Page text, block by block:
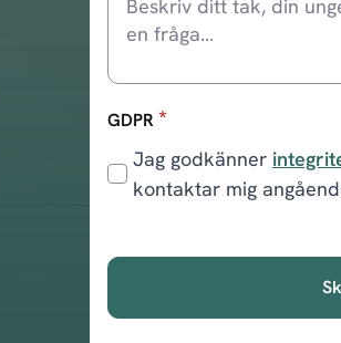
GDPR*
Jag godkänner
kontaktar mig